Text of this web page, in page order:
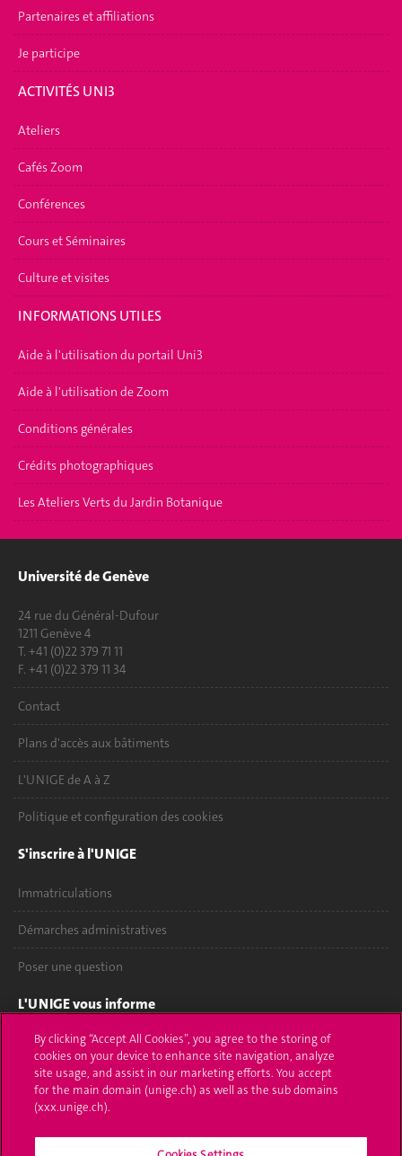
Partenaires et affiliations
Je participe
ACTIVITÉS UNI3
Ateliers
Cafés Zoom
Conférences
Cours et Séminaires
Culture et visites
INFORMATIONS UTILES
Aide à l'utilisation du portail Uni3
Aide à l'utilisation de Zoom
Conditions générales
Crédits photographiques
Les Ateliers Verts du Jardin Botanique
Université de Genève
24 rue du Général-Dufour
1211 Genève 4
T. +41 (0)22 379 71 11
F. +41 (0)22 379 11 34
Contact
Plans d'accès aux bâtiments
L'UNIGE de A à Z
Politique et configuration des cookies
S'inscrire à l'UNIGE
Immatriculations
Démarches administratives
Poser une question
L'UNIGE vous informe
UNIGE Mobile
Médias
Offres d'emploi
By clicking “Accept All Cookies”, you agree to the storing of
cookies on your device to enhance site navigation, analyze
site usage, and assist in our marketing efforts. You accept
for the main domain (unige.ch) as well as the sub domains
(xxx.unige.ch).